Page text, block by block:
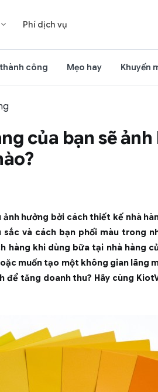
 Phí dịch vụ
công Mẹo hay Khuyến
của bạn sẽ
hưởng bởi cách thiết kế nhà
và cách bạn phối màu trong
khi dùng bữa tại nhà hàng
muốn tạo một không gian lãng
để tăng doanh thu? Hãy cùng